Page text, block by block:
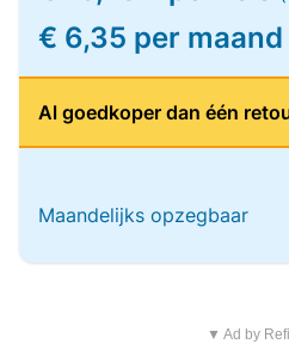
€ 6,35 per maand
Al goedkoper dan één
Maandelijks opzegbaar
▼ Ad by